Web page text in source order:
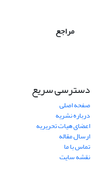
مراجع
دسترسی سریع
صفحه اصلی
درباره نشریه
اعضای هیات تحریریه
ارسال مقاله
تماس با ما
نقشه سایت